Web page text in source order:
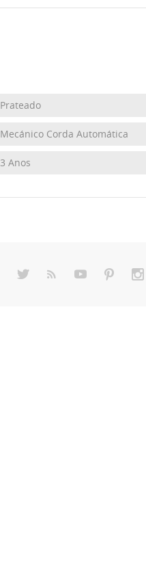
Prateado
Mecánico Corda Automática
3 Anos